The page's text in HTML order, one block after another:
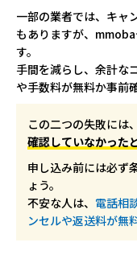
一部の業者では、キャ
もありますが、
す。
手間を減らし、余計な
や手数料が無料か事前
この二つの失敗には、
確認していなかった
申し込み前には必ず
ょう。
不安な人は、 電話相
ンセルや返送料が無